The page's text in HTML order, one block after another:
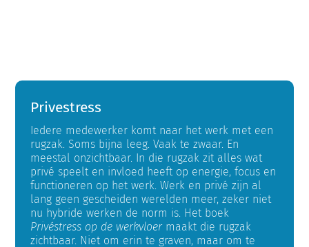
Winkelwagen
Privestress
Iedere medewerker komt naar het werk met een
rugzak. Soms bijna leeg. Vaak te zwaar. En
meestal onzichtbaar. In die rugzak zit alles wat
privé speelt en invloed heeft op energie, focus en
functioneren op het werk. Werk en privé zijn al
lang geen gescheiden werelden meer, zeker niet
nu hybride werken de norm is. Het boek
Privéstress op de werkvloermaakt die rugzak
zichtbaar. Niet om erin te graven, maar om te